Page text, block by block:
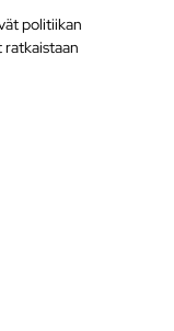
politiikan
ratkaistaan